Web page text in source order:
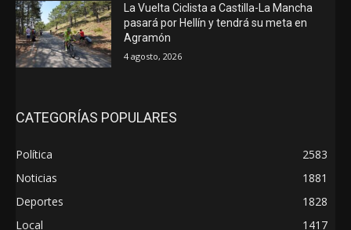
La Vuelta Ciclista a Castilla-La Mancha
pasará por Hellín y tendrá su meta en
Agramón
4 agosto, 2026
CATEGORÍAS POPULARES
Política
2583
Noticias
1881
Deportes
1828
Local
1417